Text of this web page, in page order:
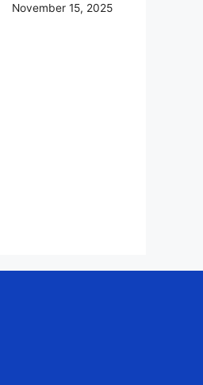
November 15, 2025